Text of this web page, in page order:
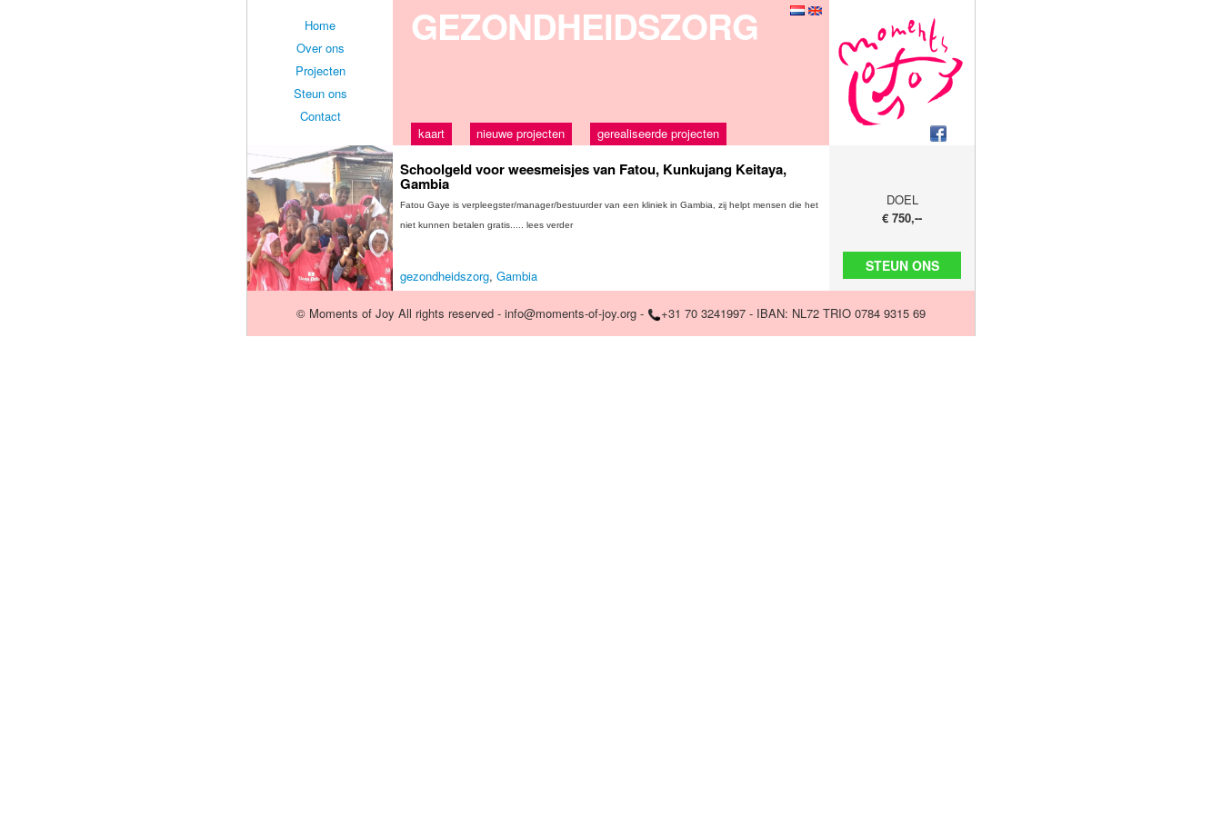
Home
Over ons
Projecten
Steun ons
Contact
GEZONDHEIDSZORG
kaart nieuwe projecten gerealiseerde projecten
Schoolgeld voor weesmeisjes van Fatou, Kunkujang Keitaya,
Gambia
Fatou Gaye is verpleegster/manager/bestuurder van een kliniek in Gambia, zij helpt mensen die het
niet kunnen betalen gratis..... lees verder
gezondheidszorg, Gambia
DOEL
€ 750,--
STEUN ONS
© Moments of Joy All rights reserved - info@moments-of-joy.org - +31 70 3241997 - IBAN: NL72 TRIO 0784 9315 69